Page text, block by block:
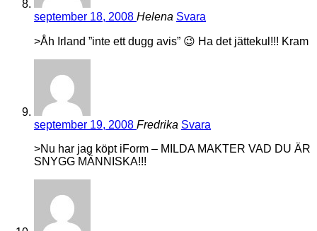
september 18, 2008 Helena Svara
>Åh Irland ”inte ett dugg avis” 😉 Ha det jättekul!!! Kram
september 19, 2008 Fredrika Svara
>Nu har jag köpt iForm – MILDA MAKTER VAD DU ÄR
SNYGG MÄNNISKA!!!